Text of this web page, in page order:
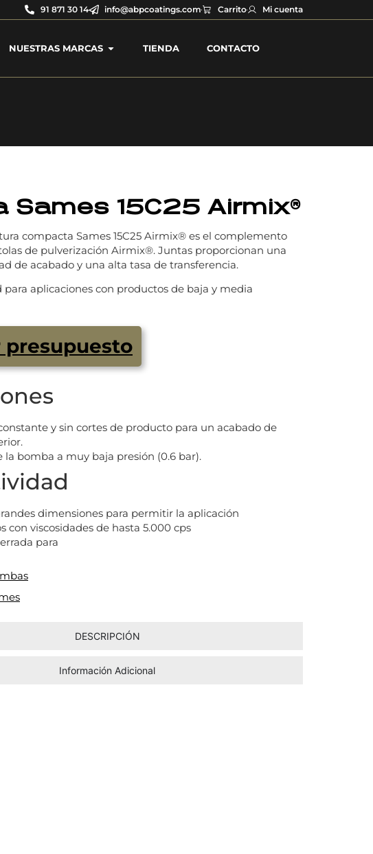
91 871 30 14 info@abpcoatings.com Carrito Mi cuenta
NUESTRAS MARCAS TIENDA CONTACTO
Sames 15C25 Airmix®
compacta Sames 15C25 Airmix® es el complemento
de pulverización Airmix®. Juntas proporcionan una
de acabado y una alta tasa de transferencia.
para aplicaciones con productos de baja y media
presupuesto
y sin cortes de producto para un acabado de
la bomba a muy baja presión (0.6 bar).
dimensiones para permitir la aplicación
con viscosidades de hasta 5.000 cps
para
DESCRIPCIÓN
Información Adicional